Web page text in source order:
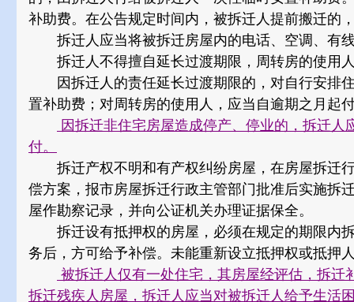
补助费。在公告规定时间内，被拆迁人提前搬迁的
拆迁人应当将被拆迁房屋内的电话、空调、有
拆迁人不得擅自延长过渡期限，周转房的使用
因拆迁人的责任延长过渡期限的，对自行安排
置补助费；对周转房的使用人，应当自逾期之月起
因拆迁非住宅房屋造成停产、停业的，拆迁
付。
拆迁产权不明和有产权纠纷房屋，在房屋拆迁
偿方案，报市房屋拆迁行政主管部门批准后实施拆
屋作勘察记录，并向公证机关办理证据保全。
拆迁设有抵押权的房屋，必须在规定的期限内
务后，方可给予补偿。未能重新设立抵押权或抵押
被拆迁人仅有一处住宅，其房屋经评估，拆
拆迁残疾人房屋，拆迁人应当对被拆迁人给予生活